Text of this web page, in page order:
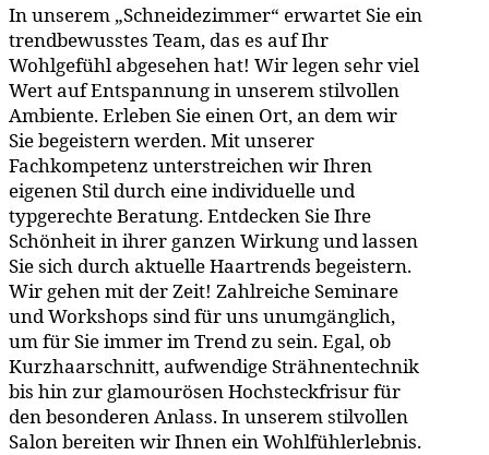
In unserem „Schneidezimmer“ erwartet Sie ein
trendbewusstes Team, das es auf Ihr
Wohlgefühl abgesehen hat! Wir legen sehr viel
Wert auf Entspannung in unserem stilvollen
Ambiente. Erleben Sie einen Ort, an dem wir
Sie begeistern werden. Mit unserer
Fachkompetenz unterstreichen wir Ihren
eigenen Stil durch eine individuelle und
typgerechte Beratung. Entdecken Sie Ihre
Schönheit in ihrer ganzen Wirkung und lassen
Sie sich durch aktuelle Haartrends begeistern.
Wir gehen mit der Zeit! Zahlreiche Seminare
und Workshops sind für uns unumgänglich,
um für Sie immer im Trend zu sein. Egal, ob
Kurzhaarschnitt, aufwendige Strähnentechnik
bis hin zur glamourösen Hochsteckfrisur für
den besonderen Anlass. In unserem stilvollen
Salon bereiten wir Ihnen ein Wohlfühlerlebnis.